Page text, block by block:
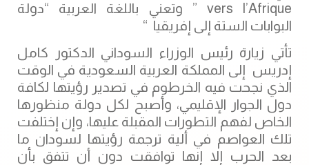
vers l’Afrique ” وتعني باللغة العربية “دولة
البوابات الستة إلى إفريقيا “
تأتي زيارة رئيس الوزراء السوداني الدكتور كامل
إدريس إلى المملكة العربية السعودية في الوقت
الذي نجحت فيه الخرطوم في تصدير رؤيتها لكافة
دول الجوار الإقليمي، وأصبح لكل دولة منظورها
الخاص لفهم التطورات المقبلة عليها، وإن إختلفت
تلك العواصم في ألية ترجمة رؤيتها لسودان ما
بعد الحرب إلا إنها توافقت دون أن تتفق بأن